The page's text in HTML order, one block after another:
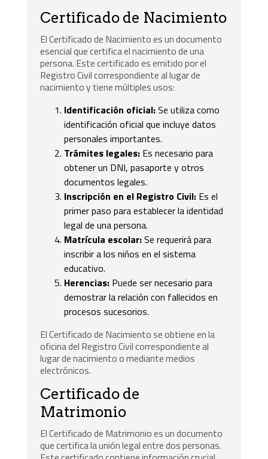
Certificado de Nacimiento
El Certificado de Nacimiento es un documento
esencial que certifica el nacimiento de una
persona. Este certificado es emitido por el
Registro Civil correspondiente al lugar de
nacimiento y tiene múltiples usos:
Identificación oficial:Se utiliza como
identificación oficial que incluye datos
personales importantes.
Trámites legales: Es necesario para
obtener un DNI, pasaporte y otros
documentos legales.
Inscripción en el Registro Civil: Es el
primer paso para establecer la identidad
legal de una persona.
Matrícula escolar:Se requerirá para
inscribir a los niños en el sistema
educativo.
Herencias: Puede ser necesario para
demostrar la relación con fallecidos en
procesos sucesorios.
El Certificado de Nacimiento se obtiene en la
oficina del Registro Civil correspondiente al
lugar de nacimiento o mediante medios
electrónicos.
Certificado de
Matrimonio
El Certificado de Matrimonio es un documento
que certifica la unión legal entre dos personas.